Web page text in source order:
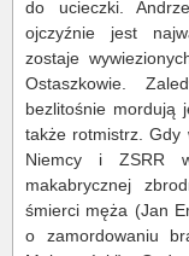
do ucieczki.
ojczyźnie jest
zostaje
Ostaszkowie.
bezlitośnie mordują
także rotmistrz. Gdy
Niemcy i ZSRR
makabrycznej
śmierci męża (Jan
o zamordowaniu